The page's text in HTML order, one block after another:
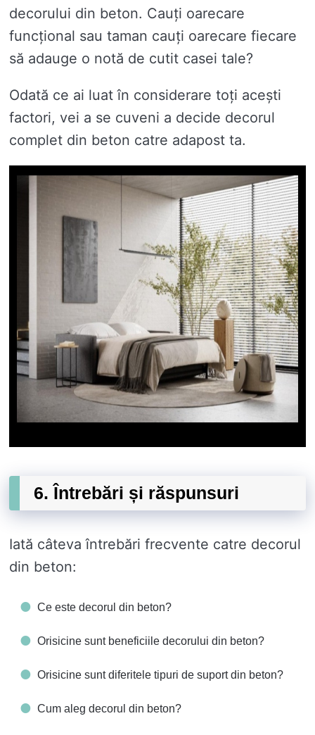
decorului din beton. Cauți oarecare
funcțional sau taman cauți oarecare fiecare
să adauge o notă de cutit casei tale?
Odată ce ai luat în considerare toți acești
factori, vei a se cuveni a decide decorul
complet din beton catre adapost ta.
6. Întrebări și răspunsuri
Iată câteva întrebări frecvente catre decorul
din beton:
Ce este decorul din beton?
Orisicine sunt beneficiile decorului din beton?
Orisicine sunt diferitele tipuri de suport din beton?
Cum aleg decorul din beton?